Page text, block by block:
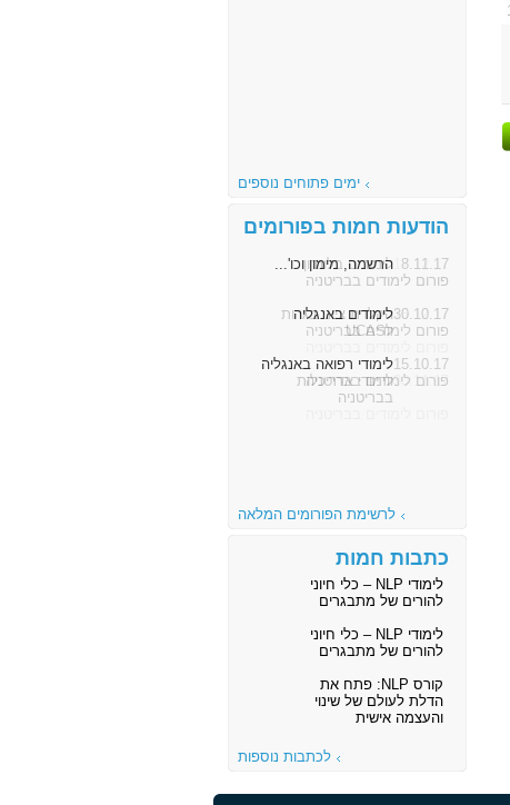
ימים פתוחים נוספים
הודעות חמות בפורומים
8.11.17 הרשמה, מימון וכו'...
פורום לימודים בבריטניה
30.10.17לימודים באנגליה
פורום לימודים בבריטניה
15.10.17לימודי רפואה באנגליה
פורום לימודים בבריטניה
לרשימת הפורומים המלאה
כתבות חמות
לימודי NLP – כלי חיוני
להורים של מתבגרים
לימודי NLP – כלי חיוני
להורים של מתבגרים
קורס NLP: פתח את
הדלת לעולם של שינוי
והעצמה אישית
לכתבות נוספות